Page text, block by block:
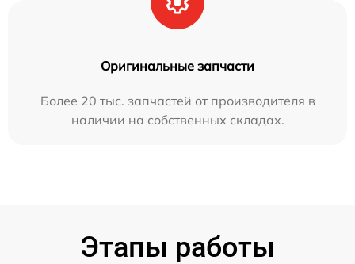
Оригинальные запчасти
Более 20 тыс. запчастей от производителя в
наличии на собственных складах.
Этапы работы